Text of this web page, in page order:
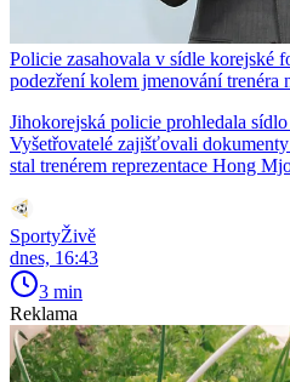
Policie zasahovala v sídle korejské
podezření kolem jmenování trenéra
Jihokorejská policie prohledala
Vyšetřovatelé zajišťovali
stal trenérem reprezentace Hong
SportyŽivě
dnes, 16:43
3 min
Reklama